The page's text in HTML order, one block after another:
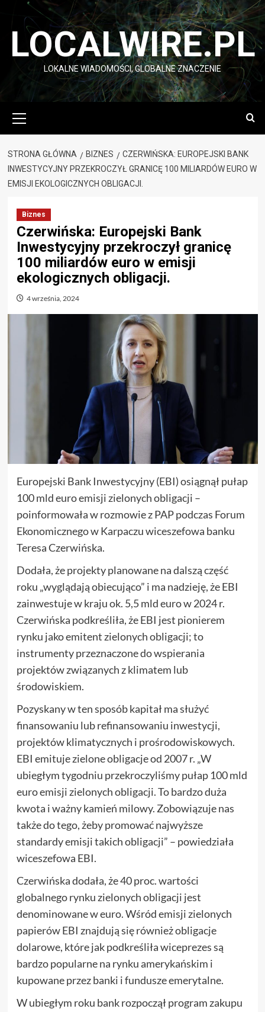
Przejdź
LOCALWIRE.PL
LOKALNE WIADOMOŚCI, GLOBALNE ZNACZENIE
główne
STRONA GŁÓWNA BIZNES
CZERWIŃSKA: EUROPEJSKI BANK
INWESTYCYJNY PRZEKROCZYŁ GRANICĘ 100 MILIARDÓW EURO W
EMISJI EKOLOGICZNYCH OBLIGACJI.
Biznes
Czerwińska: Europejski Bank
Inwestycyjny przekroczył granicę
100 miliardów euro w emisji
ekologicznych obligacji.
4 września, 2024
Europejski Bank Inwestycyjny (EBI) osiągnął pułap
100 mld euro emisji zielonych obligacji –
poinformowała w rozmowie z PAP podczas Forum
Ekonomicznego w Karpaczu wiceszefowa banku
Teresa Czerwińska.
Dodała, że projekty planowane na dalszą część
roku „wyglądają obiecująco” i ma nadzieję, że EBI
zainwestuje w kraju ok. 5,5 mld euro w 2024 r.
Czerwińska podkreśliła, że EBI jest pionierem
rynku jako emitent zielonych obligacji; to
instrumenty przeznaczone do wspierania
projektów związanych z klimatem lub
środowiskiem.
Pozyskany w ten sposób kapitał ma służyć
finansowaniu lub refinansowaniu inwestycji,
projektów klimatycznych i prośrodowiskowych.
EBI emituje zielone obligacje od 2007 r. „W
ubiegłym tygodniu przekroczyliśmy pułap 100 mld
euro emisji zielonych obligacji. To bardzo duża
kwota i ważny kamień milowy. Zobowiązuje nas
także do tego, żeby promować najwyższe
standardy emisji takich obligacji” – powiedziała
wiceszefowa EBI.
Czerwińska dodała, że 40 proc. wartości
globalnego rynku zielonych obligacji jest
denominowane w euro. Wśród emisji zielonych
papierów EBI znajdują się również obligacje
dolarowe, które jak podkreśliła wiceprezes są
bardzo popularne na rynku amerykańskim i
kupowane przez banki i fundusze emerytalne.
W ubiegłym roku bank rozpoczął program zakupu